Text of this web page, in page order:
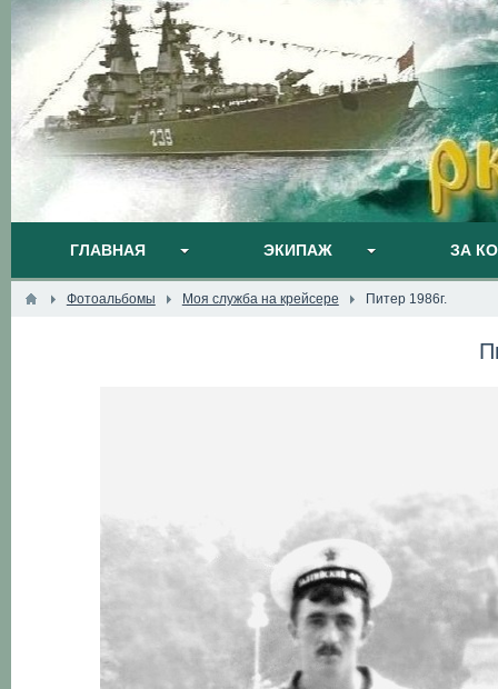
ГЛАВНАЯ ЭКИПАЖ ЗА
Фотоальбомы Моя служба на крейсере Питер 1986г.